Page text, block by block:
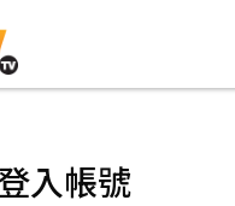
入帳號